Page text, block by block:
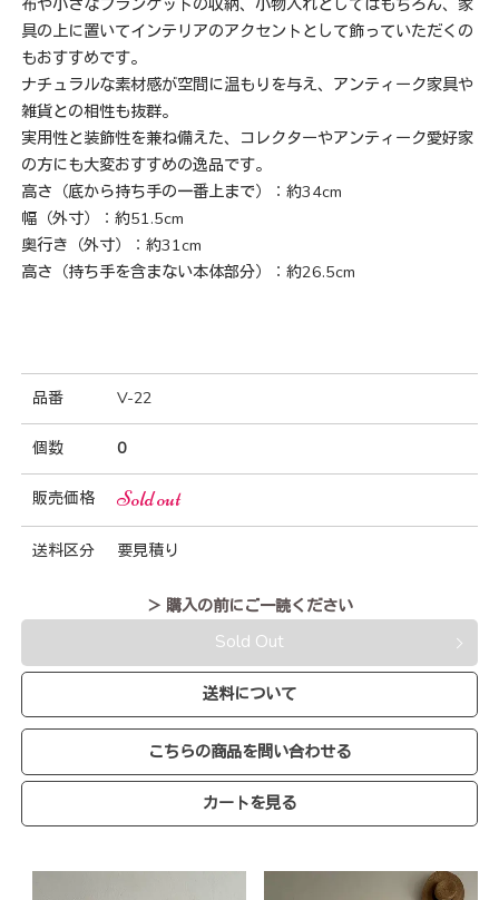
具の上に置いてインテリアのアクセントとして飾っていただくの
もおすすめです。
ナチュラルな素材感が空間に温もりを与え、アンティーク家具や
雑貨との相性も抜群。
実用性と装飾性を兼ね備えた、コレクターやアンティーク愛好家
の方にも大変おすすめの逸品です。
高さ（底から持ち手の一番上まで）：約34cm
幅（外寸）：約51.5cm
奥行き（外寸）：約31cm
高さ（持ち手を含まない本体部分）：約26.5cm
品番 V-22
個数 0
販売価格 Sold out
送料区分 要見積り
＞ 購入の前にご一読ください
Sold Out
送料について
こちらの商品を問い合わせる
カートを見る